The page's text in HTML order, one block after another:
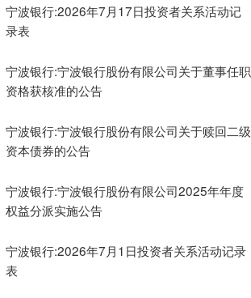
宁波银行:2026年7月17日投资者关系活动记
录表
宁波银行:宁波银行股份有限公司关于董事任职
资格获核准的公告
宁波银行:宁波银行股份有限公司关于赎回二级
资本债券的公告
宁波银行:宁波银行股份有限公司2025年年度
权益分派实施公告
宁波银行:2026年7月1日投资者关系活动记录
表